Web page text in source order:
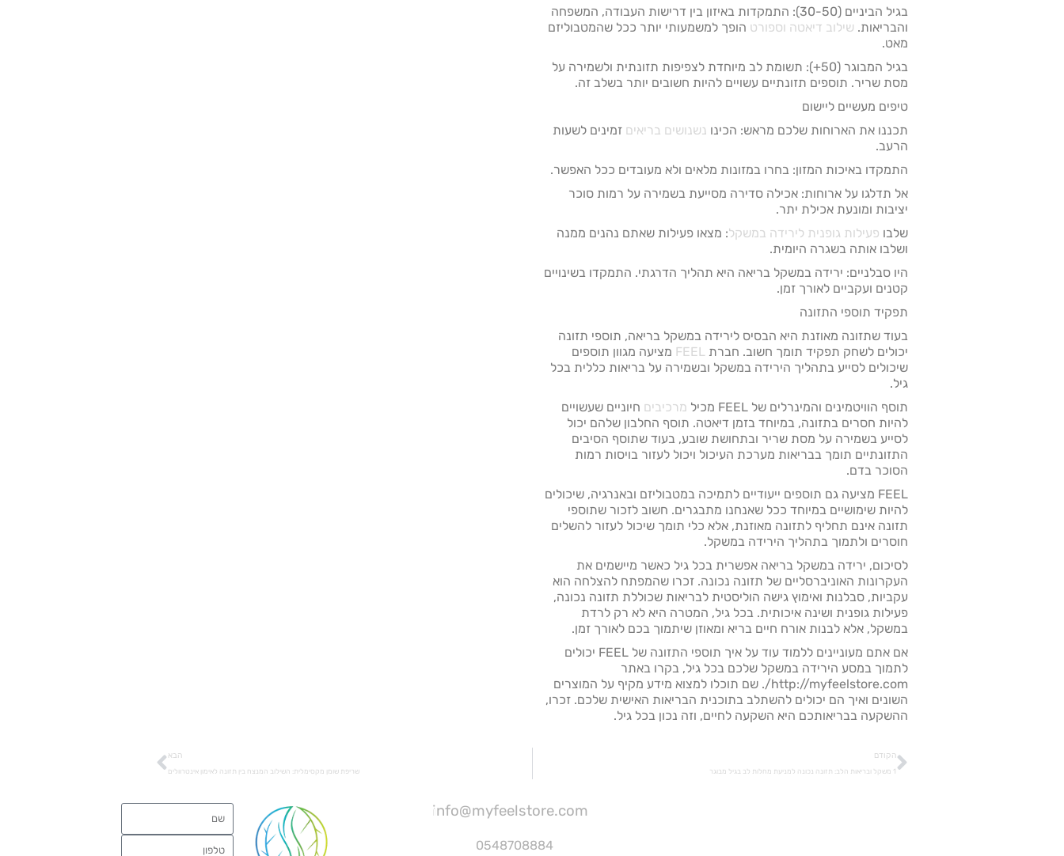
בגיל הביניים (30-50): התמקדות באיזון בין דרישות העבודה, המשפחה
והבריאות. שילוב דיאטה וספורט הופך למשמעותי יותר ככל שהמטבוליזם
מאט.
בגיל המבוגר (50+): תשומת לב מיוחדת לצפיפות תזונתית ולשמירה על
מסת שריר. תוספים תזונתיים עשויים להיות חשובים יותר בשלב זה.
טיפים מעשיים ליישום
תכננו את הארוחות שלכם מראש: הכינו נשנושים בריאים זמינים לשעות
הרעב.
התמקדו באיכות המזון: בחרו במזונות מלאים ולא מעובדים ככל האפשר.
אל תדלגו על ארוחות: אכילה סדירה מסייעת בשמירה על רמות סוכר
יציבות ומונעת אכילת יתר.
שלבו פעילות גופנית לירידה במשקל: מצאו פעילות שאתם נהנים ממנה
ושלבו אותה בשגרה היומית.
היו סבלניים: ירידה במשקל בריאה היא תהליך הדרגתי. התמקדו בשינויים
קטנים ועקביים לאורך זמן.
תפקיד תוספי התזונה
בעוד שתזונה מאוזנת היא הבסיס לירידה במשקל בריאה, תוספי תזונה
יכולים לשחק תפקיד תומך חשוב. חברת FEEL מציעה מגוון תוספים
שיכולים לסייע בתהליך הירידה במשקל ובשמירה על בריאות כללית בכל
גיל.
תוסף הוויטמינים והמינרלים של FEEL מכיל
מרכיבים חיוניים שעשויים
להיות חסרים בתזונה, במיוחד בזמן דיאטה. תוסף החלבון שלהם יכול
לסייע בשמירה על מסת שריר ובתחושת שובע, בעוד שתוסף הסיבים
התזונתיים תומך בבריאות מערכת העיכול ויכול לעזור בויסות רמות
הסוכר בדם.
FEEL מציעה גם תוספים ייעודיים לתמיכה במטבוליזם ובאנרגיה, שיכולים
להיות שימושיים במיוחד ככל שאנחנו מתבגרים. חשוב לזכור שתוספי
תזונה אינם תחליף לתזונה מאוזנת, אלא כלי תומך שיכול לעזור להשלים
חוסרים ולתמוך בתהליך הירידה במשקל.
לסיכום, ירידה במשקל בריאה אפשרית בכל גיל כאשר מיישמים את
העקרונות האוניברסליים של תזונה נכונה. זכרו שהמפתח להצלחה הוא
עקביות, סבלנות ואימוץ גישה הוליסטית לבריאות שכוללת תזונה נכונה,
פעילות גופנית ושינה איכותית. בכל גיל, המטרה היא לא רק לרדת
במשקל, אלא לבנות אורח חיים בריא ומאוזן שיתמוך בכם לאורך זמן.
אם אתם מעוניינים ללמוד עוד על איך תוספי התזונה של FEEL יכולים
לתמוך במסע הירידה במשקל שלכם בכל גיל, בקרו באתר
http://myfeelstore.com/. שם תוכלו למצוא מידע מקיף על המוצרים
השונים ואיך הם יכולים להשתלב בתוכנית הבריאות האישית שלכם. זכרו,
ההשקעה בבריאותכם היא השקעה לחיים, וזה נכון בכל גיל.
הקודם
1 משקל ובריאות הלב: תזונה נכונה למניעת מחלות לב בגיל מבוגר
הבא
שריפת שומן מקסימלית: השילוב המנצח בין תזונה לאימון אינטרוולים
info@myfeelstore.com
0548708884